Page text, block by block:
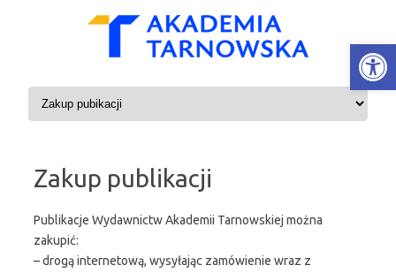
Skip to content
Zakup publikacji
Publikacje Wydawnictw Akademii Tarnowskiej można
zakupić:
– drogą internetową, wysyłając zamówienie wraz z